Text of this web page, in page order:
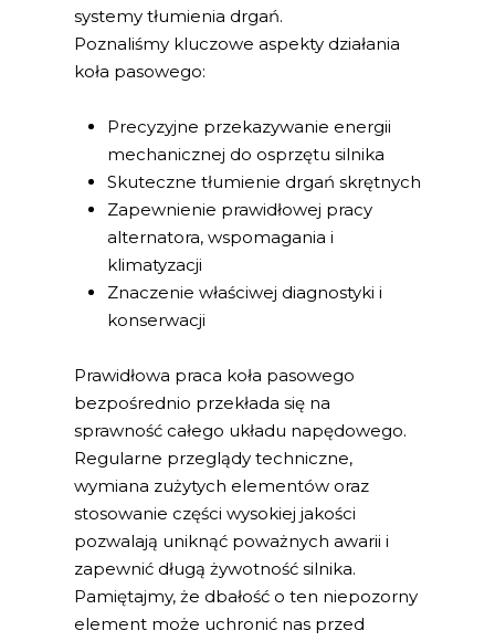
systemy tłumienia drgań.
Poznaliśmy kluczowe aspekty działania
koła pasowego:
Precyzyjne przekazywanie energii
mechanicznej do osprzętu silnika
Skuteczne tłumienie drgań skrętnych
Zapewnienie prawidłowej pracy
alternatora, wspomagania i
klimatyzacji
Znaczenie właściwej diagnostyki i
konserwacji
Prawidłowa praca koła pasowego
bezpośrednio przekłada się na
sprawność całego układu napędowego.
Regularne przeglądy techniczne,
wymiana zużytych elementów oraz
stosowanie części wysokiej jakości
pozwalają uniknąć poważnych awarii i
zapewnić długą żywotność silnika.
Pamiętajmy, że dbałość o ten niepozorny
element może uchronić nas przed